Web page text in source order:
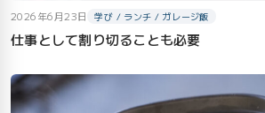
2026年6月23日 学び / ランチ / ガレージ飯
仕事として割り切ることも必要